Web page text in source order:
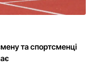
та спортсменці